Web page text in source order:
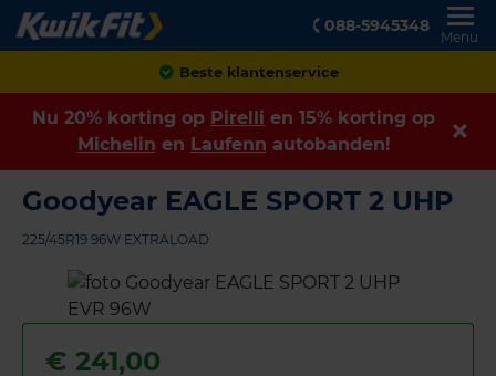
088-5945348
Menu
Achteraf betalen
Nu 20% korting op Pirelli en 15% korting op
Michelin en Laufenn autobanden!
Goodyear EAGLE SPORT 2 UHP
225/45R19 96W EXTRALOAD
€ 241,00